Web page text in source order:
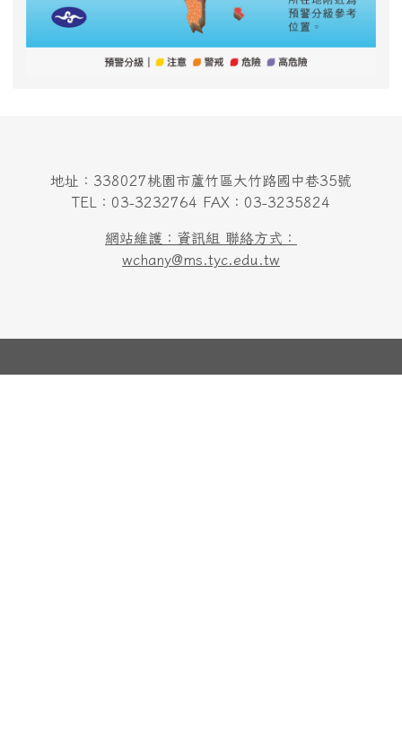
地址：338027桃園市蘆竹區大竹路國中巷35號
TEL：03-3232764 FAX：03-3235824
網站維護：資訊組 聯絡方式：
wchany@ms.tyc.edu.tw